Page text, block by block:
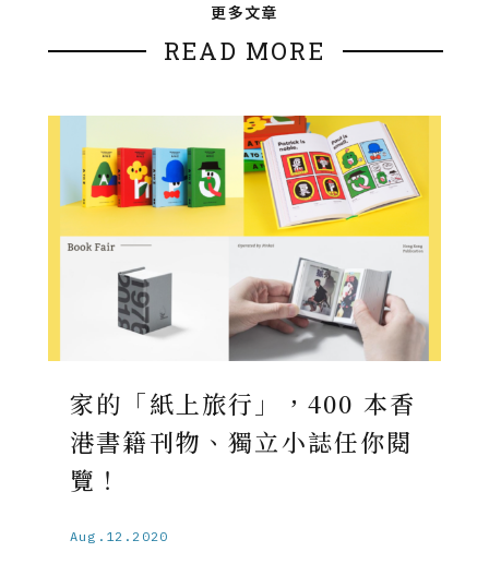
更多文章
READ MORE
家的「紙上旅行」，400 本香
港書籍刊物、獨立小誌任你閱
覽！
Aug.12.2020